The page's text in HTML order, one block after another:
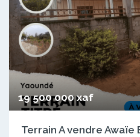
19 500 000 xaf
Terrain A vendre Awaïe